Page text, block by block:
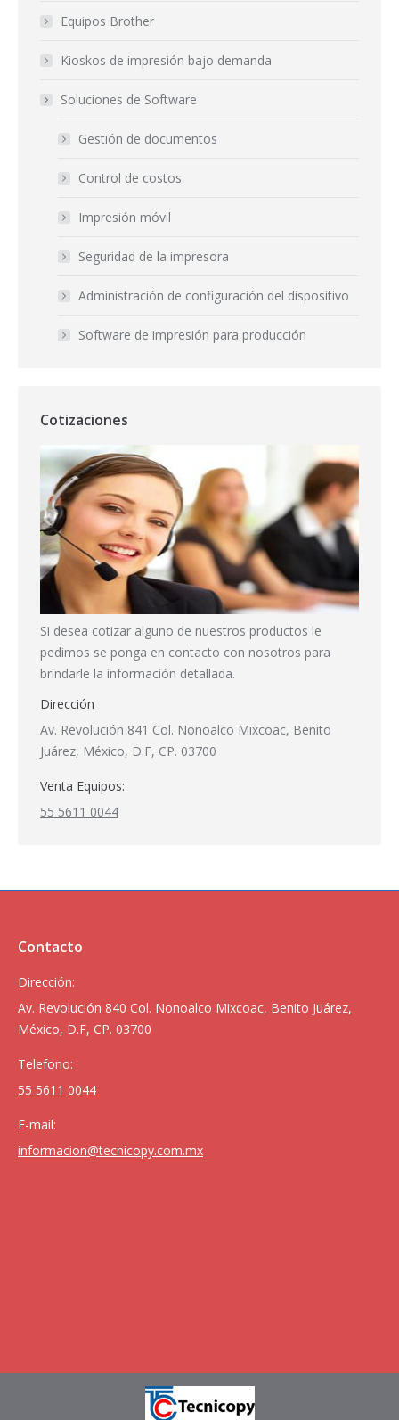
Equipos Brother
Kioskos de impresión bajo demanda
Soluciones de Software
Gestión de documentos
Control de costos
Impresión móvil
Seguridad de la impresora
Administración de configuración del dispositivo
Software de impresión para producción
Cotizaciones
Si desea cotizar alguno de nuestros productos le
pedimos se ponga en contacto con nosotros para
brindarle la información detallada.
Dirección
Av. Revolución 841 Col. Nonoalco Mixcoac, Benito
Juárez, México, D.F, CP. 03700
Venta Equipos:
55 5611 0044
Contacto
Dirección:
Av. Revolución 840 Col. Nonoalco Mixcoac, Benito Juárez,
México, D.F, CP. 03700
Telefono:
55 5611 0044
E-mail:
informacion@tecnicopy.com.mx